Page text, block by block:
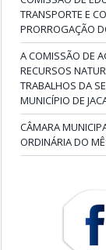
TRANSPORTE E
PRORROGAÇÃO
A COMISSÃO DE
RECURSOS
TRABALHOS DA
MUNICÍPIO DE
CÂMARA
ORDINÁRIA DO